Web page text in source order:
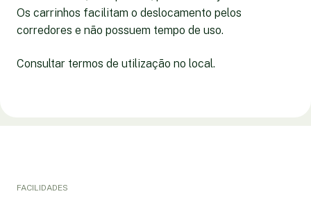
Os carrinhos facilitam o deslocamento pelos
corredores e não possuem tempo de uso.
Consultar termos de utilização no local.
FACILIDADES